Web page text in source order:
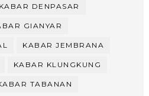
KABAR DENPASAR
GIANYAR
KABAR JEMBRANA
KABAR KLUNGKUNG
TABANAN